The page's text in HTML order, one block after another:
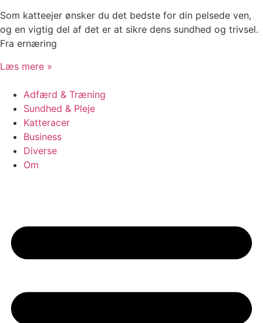
Som katteejer ønsker du det bedste for din pelsede ven,
og en vigtig del af det er at sikre dens sundhed og trivsel.
Fra ernæring
Læs mere »
Adfærd & Træning
Sundhed & Pleje
Katteracer
Business
Diverse
Om